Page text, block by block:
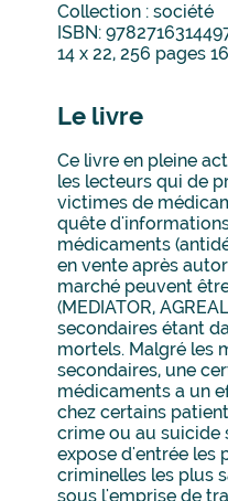
Collection : société
ISBN:
14 x 22, 256 pages
Le livre
Ce livre en pleine
les lecteurs qui de
victimes de
quête
médicaments
en vente après
marché peuvent
(MEDIATOR,
secondaires étant
mortels. Malgré les
secondaires, une
médicaments a un
chez certains
crime ou au suicide
expose d'entrée les
criminelles les plus
sous l'emprise de